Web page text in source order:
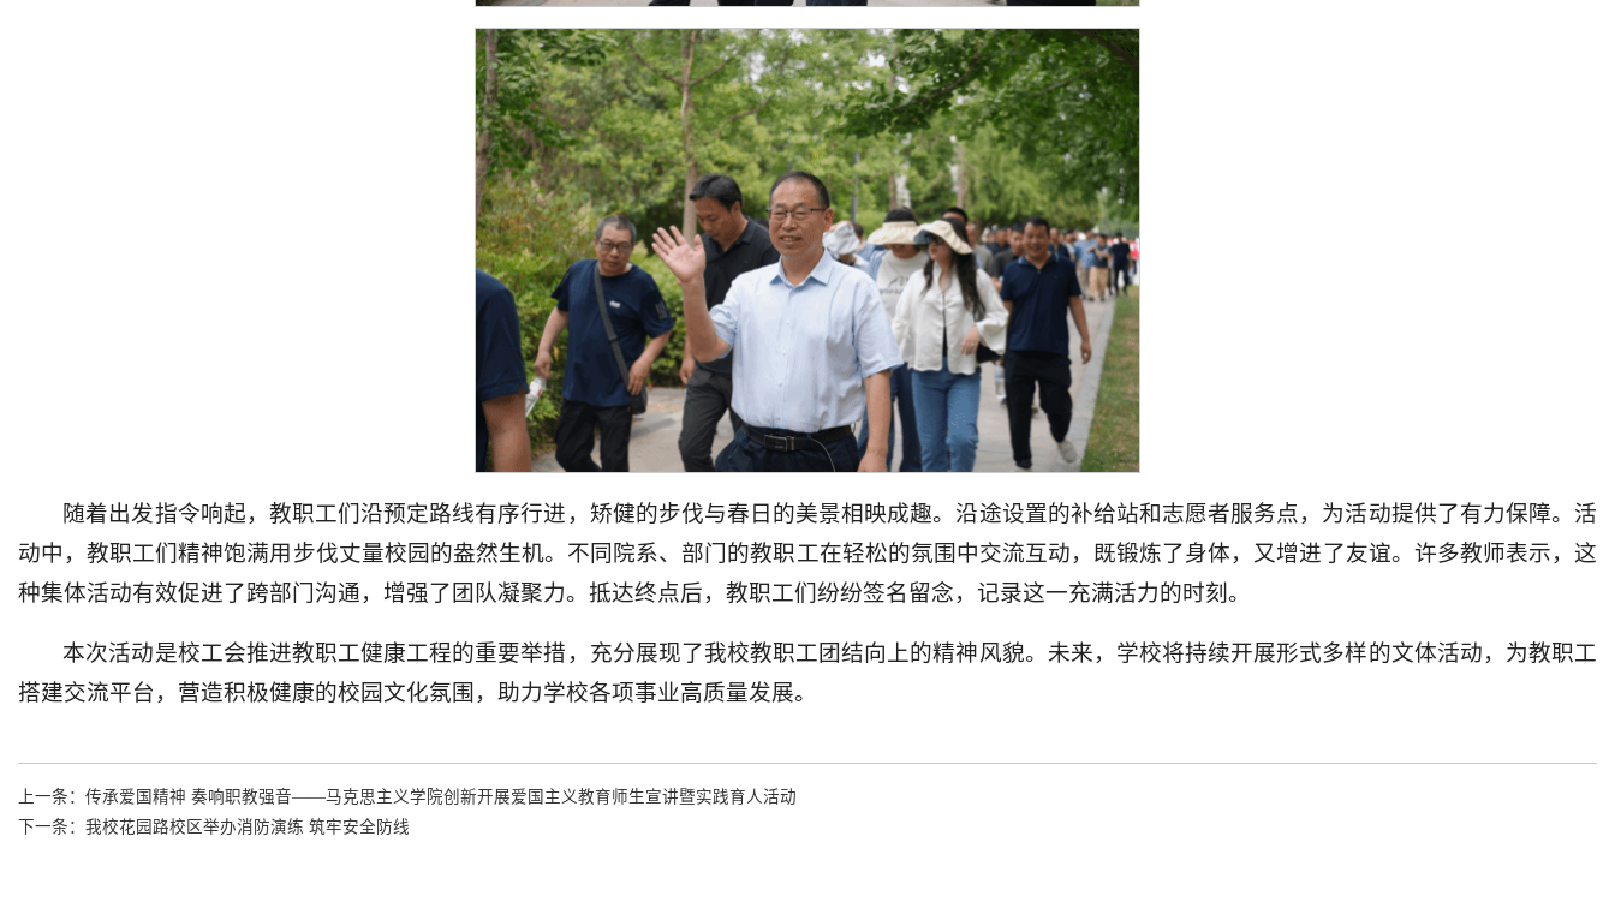
随着出发指令响起，教职工们沿预定路线有序行进，矫健的步伐与春日的美景相映成趣。沿途设置的补给站和志愿者服务点，为活动提供了有力保障。活
动中，教职工们精神饱满用步伐丈量校园的盎然生机。不同院系、部门的教职工在轻松的氛围中交流互动，既锻炼了身体，又增进了友谊。许多教师表示，这
种集体活动有效促进了跨部门沟通，增强了团队凝聚力。抵达终点后，教职工们纷纷签名留念，记录这一充满活力的时刻。
本次活动是校工会推进教职工健康工程的重要举措，充分展现了我校教职工团结向上的精神风貌。未来，学校将持续开展形式多样的文体活动，为教职工
搭建交流平台，营造积极健康的校园文化氛围，助力学校各项事业高质量发展。
上一条： 传承爱国精神 奏响职教强音——马克思主义学院创新开展爱国主义教育师生宣讲暨实践育人活动
下一条： 我校花园路校区举办消防演练 筑牢安全防线